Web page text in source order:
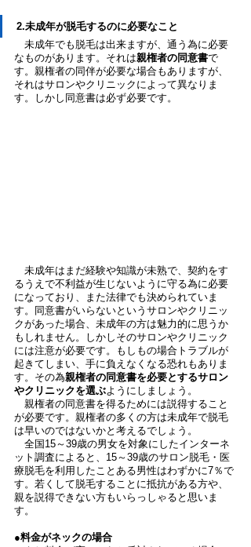
2.未成年が脱毛するのに必要なこと
未成年でも脱毛は出来ますが、通う為に必要
なものがあります。それは親権者の同意書で
す。親権者の同伴が必要な場合もありますが、
それはサロンやクリニックによって異なりま
す。しかし同意書は必ず必要です。
未成年はまだ経験や知識が未熟で、契約をす
るうえで不利益が生じないように守る為に必要
になっており、また法律でも決められていま
す。同意書がいらないというサロンやクリニッ
クがあった場合、未成年の方は魅力的に思うか
もしれません。しかしそのサロンやクリニック
には注意が必要です。もしもの場合トラブルが
起きてしまい、手に負えなくなる恐れもありま
す。その為親権者の同意書を必要とするサロン
やクリニックを選ぶようにしましょう。
親権者の同意書を得るためには説得すること
が必要です。親権者の多くの方は未成年で脱毛
は早いのではないかと考えるでしょう。
全国15～39歳の男女を対象にしたインターネ
ット調査によると、15～39歳のサロン脱毛・医
療脱毛を利用したことある男性はわずかに7％で
す。若くして脱毛することに抵抗がある方や、
親を説得できない方もいらっしゃると思いま
す。
●料金がネックの場合